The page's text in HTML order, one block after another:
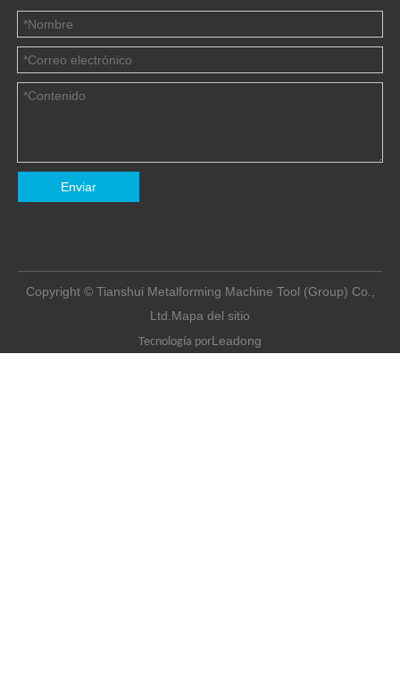
Enviar
Copyright © Tianshui Metalforming Machine Tool (Group) Co.,
Ltd. Mapa del sitio
Tecnología porLeadong